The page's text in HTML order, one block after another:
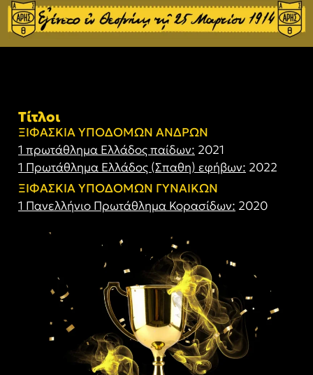
Τίτλοι
ΞΙΦΑΣΚΙΑ ΥΠΟΔΟΜΩΝ ΑΝΔΡΩΝ
1 πρωτάθλημα Ελλάδος παίδων: 2021
1 Πρωτάθλημα Ελλάδος (Σπαθη) εφήβων: 2022
ΞΙΦΑΣΚΙΑ ΥΠΟΔΟΜΩΝ ΓΥΝΑΙΚΩΝ
1 Πανελλήνιο Πρωτάθλημα Κορασίδων: 2020